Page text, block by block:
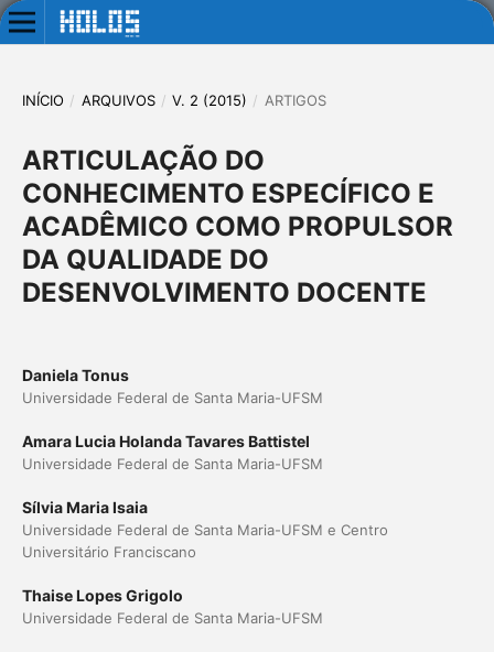
INÍCIO / ARQUIVOS / V. 2 (2015) / ARTIGOS
ARTICULAÇÃO DO
CONHECIMENTO ESPECÍFICO E
ACADÊMICO COMO PROPULSOR
DA QUALIDADE DO
DESENVOLVIMENTO DOCENTE
Daniela Tonus
Universidade Federal de Santa Maria-UFSM
Amara Lucia Holanda Tavares Battistel
Universidade Federal de Santa Maria-UFSM
Sílvia Maria Isaia
Universidade Federal de Santa Maria-UFSM e Centro
Universitário Franciscano
Thaise Lopes Grigolo
Universidade Federal de Santa Maria-UFSM